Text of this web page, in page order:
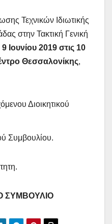
Τεχνικών Ιδιωτικής
στην Τακτική Γενική
Ιουνίου 2019 στις 10
Θεσσαλονίκης,
Διοικητικού
Συμβουλίου.
ΣΥΜΒΟΥΛΙΟ